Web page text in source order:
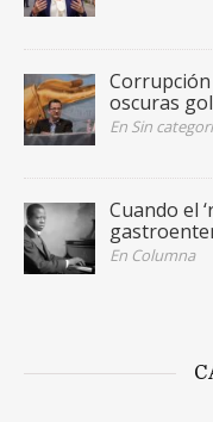
oscuras
En Sin
Cuando el
En Columna